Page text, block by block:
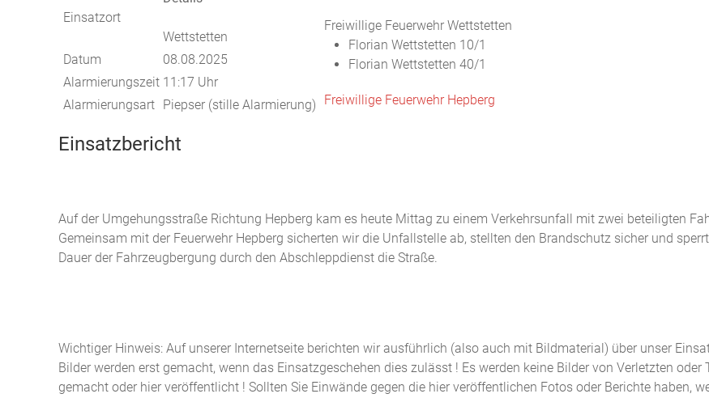
Einsatzort
Wettstetten
Datum
08.08.2025
Alarmierungszeit 11:17 Uhr
Alarmierungsart Piepser (stille Alarmierung)
Freiwillige Feuerwehr Wettstetten
Florian Wettstetten 10/1
Florian Wettstetten 40/1
Freiwillige Feuerwehr Hepberg
Einsatzbericht
Auf der Umgehungsstraße Richtung Hepberg kam es heute Mittag zu einem Verkehrsunfall mit zwei beteiligten
Gemeinsam mit der Feuerwehr Hepberg sicherten wir die Unfallstelle ab, stellten den Brandschutz sicher und
Dauer der Fahrzeugbergung durch den Abschleppdienst die Straße.
Wichtiger Hinweis: Auf unserer Internetseite berichten wir ausführlich (also auch mit Bildmaterial) über unser
Bilder werden erst gemacht, wenn das Einsatzgeschehen dies zulässt ! Es werden keine Bilder von Verletzten oder
gemacht oder hier veröffentlicht ! Sollten Sie Einwände gegen die hier veröffentlichen Fotos oder Berichte haben,